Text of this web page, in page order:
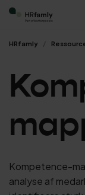
HRfamly
Kompetence-
analyse af